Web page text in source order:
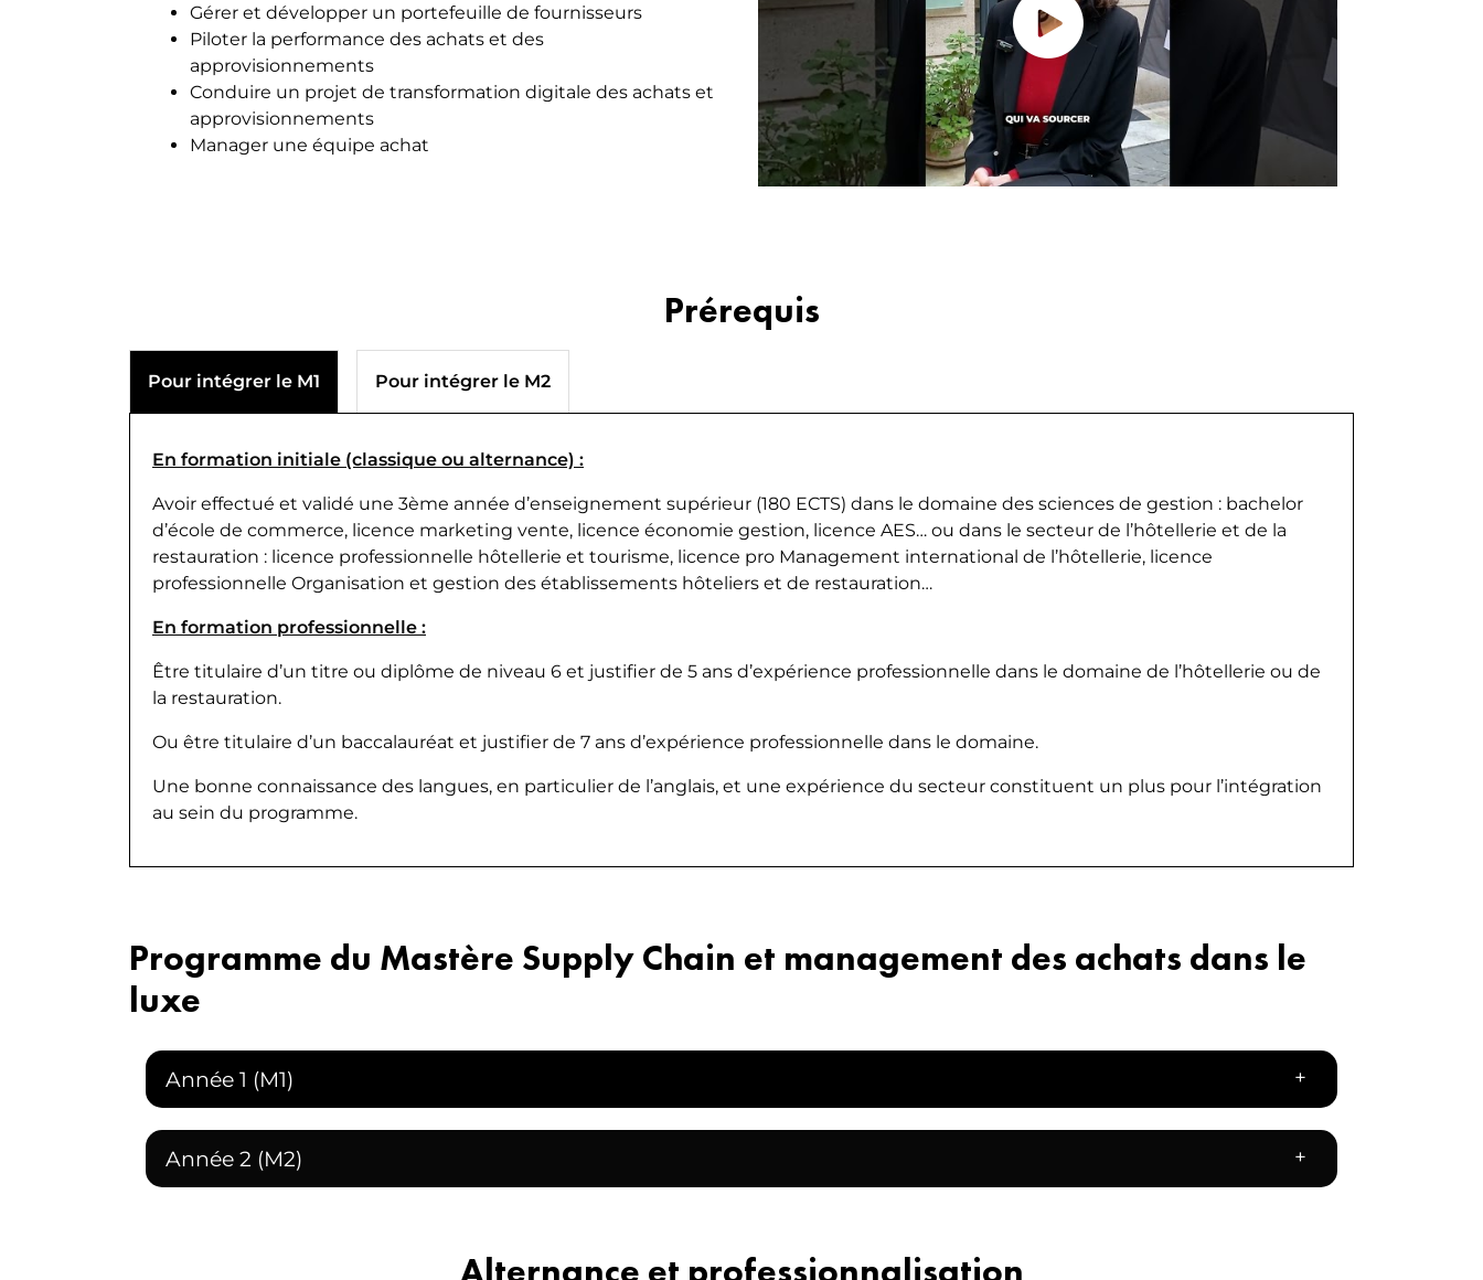
Gérer et développer un portefeuille de fournisseurs
Piloter la performance des achats et des
approvisionnements
Conduire un projet de transformation digitale des achats et
approvisionnements
Manager une équipe achat
Prérequis
Pour intégrer le M1 Pour intégrer le M2
En formation initiale (classique ou alternance) :
Avoir effectué et validé une 3ème année d’enseignement supérieur (180 ECTS) dans le domaine des sciences de gestion : bachelor
d’école de commerce, licence marketing vente, licence économie gestion, licence AES… ou dans le secteur de l’hôtellerie et de la
restauration : licence professionnelle hôtellerie et tourisme, licence pro Management international de l’hôtellerie, licence
professionnelle Organisation et gestion des établissements hôteliers et de restauration…
En formation professionnelle :
Être titulaire d’un titre ou diplôme de niveau 6 et justifier de 5 ans d’expérience professionnelle dans le domaine de l’hôtellerie ou de
la restauration.
Ou être titulaire d’un baccalauréat et justifier de 7 ans d’expérience professionnelle dans le domaine.
Une bonne connaissance des langues, en particulier de l’anglais, et une expérience du secteur constituent un plus pour l’intégration
au sein du programme.
Programme du Mastère Supply Chain et management des achats dans le
luxe
Année 1 (M1) +
Année 2 (M2) +